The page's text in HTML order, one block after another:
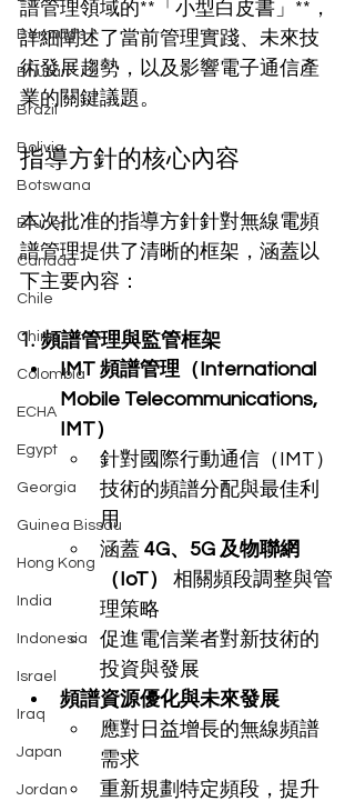
Bermuda
Bhutan
Brazil
Bolivia
Botswana
Brunei
Canada
Chile
China
Colombia
ECHA
Egypt
Georgia
Guinea Bissau
Hong Kong
India
Indonesia
Israel
Iraq
Japan
Jordan
譜管理領域的**「小型白皮書」**，
詳細闡述了當前管理實踐、未來技
術發展趨勢，以及影響電子通信產
業的關鍵議題。
指導方針的核心內容
本次批准的指導方針針對無線電頻
譜管理提供了清晰的框架，涵蓋以
下主要內容：
1. 頻譜管理與監管框架
IMT 頻譜管理（International
Mobile Telecommunications,
IMT）
針對國際行動通信（IMT）
技術的頻譜分配與最佳利
用
涵蓋 4G、5G 及物聯網
（IoT）
相關頻段調整與管
理策略
促進電信業者對新技術的
投資與發展
頻譜資源優化與未來發展
應對日益增長的無線頻譜
需求
重新規劃特定頻段，提升